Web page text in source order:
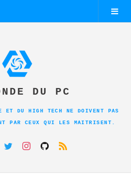
DU PC
ET DU HIGH TECH NE DOIVENT PAS
PAR CEUX QUI LES MAITRISENT.